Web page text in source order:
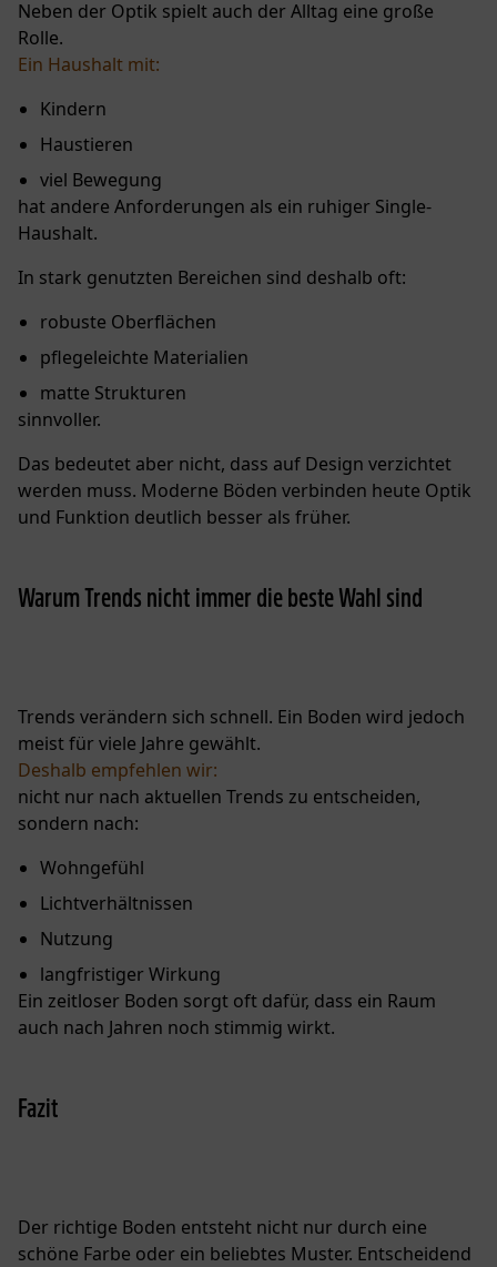
Neben der Optik spielt auch der Alltag eine große
Rolle.
Ein Haushalt mit:
Kindern
Haustieren
viel Bewegung
hat andere Anforderungen als ein ruhiger Single-
Haushalt.
In stark genutzten Bereichen sind deshalb oft:
robuste Oberflächen
pflegeleichte Materialien
matte Strukturen
sinnvoller.
Das bedeutet aber nicht, dass auf Design verzichtet
werden muss. Moderne Böden verbinden heute Optik
und Funktion deutlich besser als früher.
Warum Trends nicht immer die beste Wahl sind
Trends verändern sich schnell. Ein Boden wird jedoch
meist für viele Jahre gewählt.
Deshalb empfehlen wir:
nicht nur nach aktuellen Trends zu entscheiden,
sondern nach:
Wohngefühl
Lichtverhältnissen
Nutzung
langfristiger Wirkung
Ein zeitloser Boden sorgt oft dafür, dass ein Raum
auch nach Jahren noch stimmig wirkt.
Fazit
Der richtige Boden entsteht nicht nur durch eine
schöne Farbe oder ein beliebtes Muster. Entscheidend